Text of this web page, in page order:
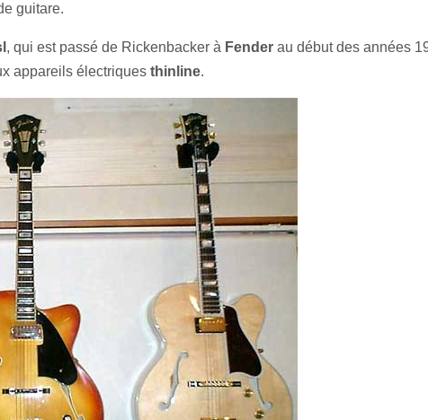
guitare.
, qui est passé de Rickenbacker à Fender au début des années
appareils électriques thinline.